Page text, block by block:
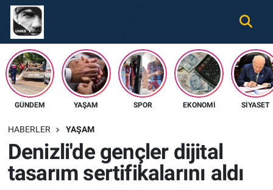
GÜNDEM YAŞAM SPOR EKONOMI SIYASET
HABERLER YAŞAM
Denizli'de gençler dijital
tasarım sertifikalarını aldı
Gündem
Ekonomi
Spor
Tüm Haberler
Nöbetçi Eczaneler
Hava Durumu
Namaz Vakitleri
Süper Lig Puan Durumu ve Fikstür